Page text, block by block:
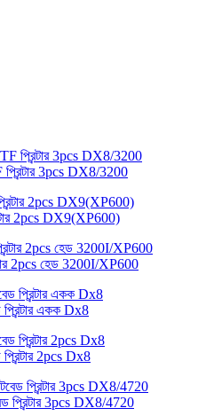
3pcs DX8/3200
2pcs DX9(XP600)
2pcs হেড 3200I/XP600
একক Dx8
2pcs Dx8
প্রিন্টার 3pcs DX8/4720